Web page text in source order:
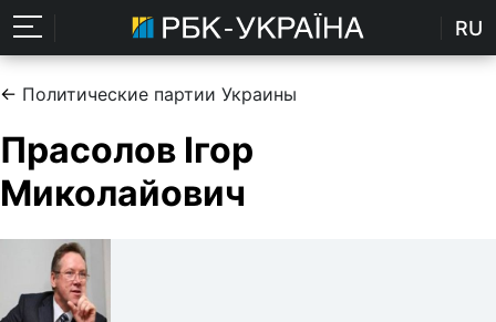
RU
← Политические партии Украины
Прасолов Ігор
Миколайович